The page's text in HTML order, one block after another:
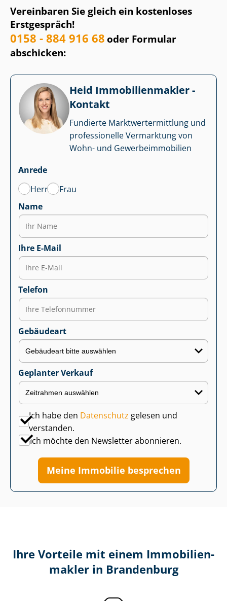
Vereinbaren Sie gleich ein kostenloses
Erstgespräch!
0158 - 884 916 68oder Formular
abschicken:
Heid Im­mo­bi­li­en­mak­ler -
Kontakt
Fundierte Markt­wert­ermitt­lung und
professionelle Vermarktung von
Wohn- und Ge­wer­be­im­mo­bi­li­en
Anrede
Herr
Frau
Name
Ihre E-Mail
Telefon
Gebäudeart
Geplanter Verkauf
Ich habe den Datenschutz gelesen und
verstanden.
Ich möchte den Newsletter abonnieren.
Meine Immobilie besprechen
Ihre Vorteile mit einem Im­mo­bi­li­en­
mak­ler in Brandenburg